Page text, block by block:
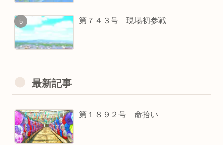
第７４３号 現場初参戦
最新記事
第１８９２号 命拾い